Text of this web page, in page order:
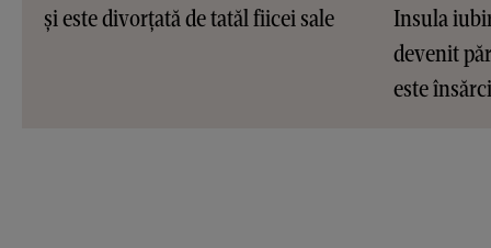
și este divorțată de tatăl fiicei sale
Insula
devenit
este